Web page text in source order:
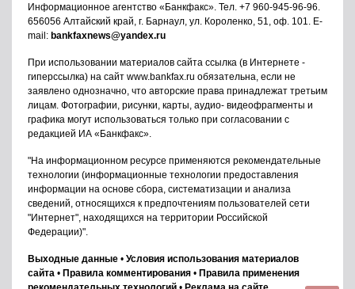
Информационное агентство «Банкфакс» . Тел. +7 960-945-96-96
656056 Алтайский край, г. Барнаул ул. Короленко, 51, оф. 101
. E-
mail: bankfaxnews@yandex.ru
При использовании материалов сайта ссылка (в Интернете -
гиперссылка) на сайт www.bankfax.ru обязательна, если не
заявлено однозначно, что авторские права принадлежат третьим
лицам. Фотографии, рисунки, карты, аудио- видеофрагменты и
графика могут использоваться только при согласовании с
редакцией ИА «Банкфакс».
"На информационном ресурсе применяются рекомендательные
технологии (информационные технологии предоставления
информации на основе сбора, систематизации и анализа
сведений, относящихся к предпочтениям пользователей сети
"Интернет", находящихся на территории Российской
Федерации)".
Выходные данные • Условия использования материалов
сайта • Правила комментирования • Правила применения